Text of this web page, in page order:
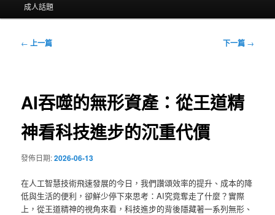
單
成人話題
文
← 上一篇 下一篇 →
AI吞噬的無形資產：從王道精
神看科技進步的沉重代價
發佈日期:2026-06-13
在人工智慧技術飛速發展的今日，我們讚頌效率的提升、成本的降
低與生活的便利，卻鮮少停下來思考：AI究竟奪走了什麼？實際
上，從王道精神的視角來看，科技進步的背後隱藏著一系列無形、